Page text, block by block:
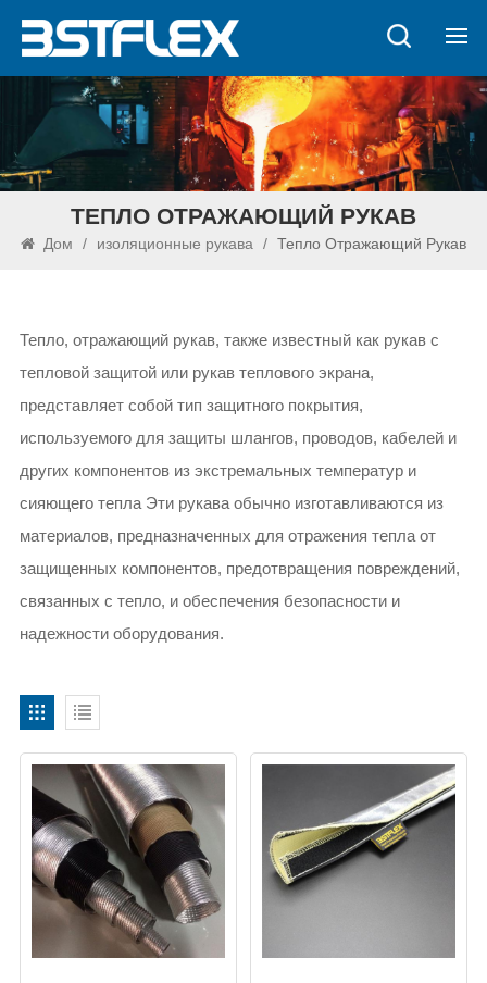
ТЕПЛО ОТРАЖАЮЩИЙ РУКАВ
Дом / изоляционные рукава / Тепло Отражающий Рукав
Тепло, отражающий рукав, также известный как рукав с
тепловой защитой или рукав теплового экрана,
представляет собой тип защитного покрытия,
используемого для защиты шлангов, проводов, кабелей и
других компонентов из экстремальных температур и
сияющего тепла Эти рукава обычно изготавливаются из
материалов, предназначенных для отражения тепла от
защищенных компонентов, предотвращения повреждений,
связанных с тепло, и обеспечения безопасности и
надежности оборудования.